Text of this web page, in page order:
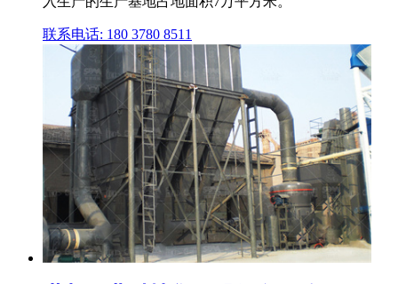
联系电话: 180 3780 8511